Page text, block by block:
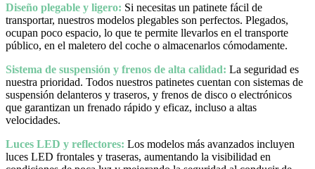
Diseño plegable y ligero: Si necesitas un patinete fácil de
transportar, nuestros modelos plegables son perfectos. Plegados,
ocupan poco espacio, lo que te permite llevarlos en el transporte
público, en el maletero del coche o almacenarlos cómodamente.
Sistema de suspensión y frenos de alta calidad: La seguridad es
nuestra prioridad. Todos nuestros patinetes cuentan con sistemas de
suspensión delanteros y traseros, y frenos de disco o electrónicos
que garantizan un frenado rápido y eficaz, incluso a altas
velocidades.
Luces LED y reflectores: Los modelos más avanzados incluyen
luces LED frontales y traseras, aumentando la visibilidad en